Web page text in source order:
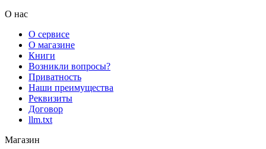
О нас
О сервисе
О магазине
Книги
Возникли вопросы?
Приватность
Наши преимущества
Реквизиты
Договор
llm.txt
Магазин